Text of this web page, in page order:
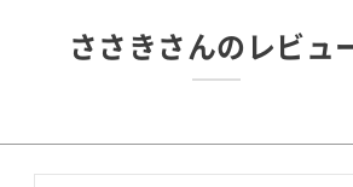
ささきさんのレビュ